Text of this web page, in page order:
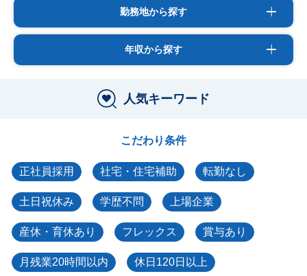
勤務地から探す
年収から探す
人気キーワード
こだわり条件
正社員採用 社宅・住宅補助 転勤なし
土日祝休み 学歴不問 上場企業
産休・育休あり フレックス 賞与あり
月残業20時間以内 休日120日以上